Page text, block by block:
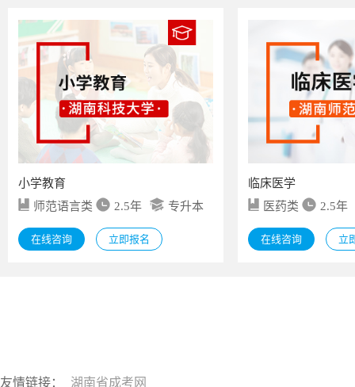
小学教育
师范语言类
2.5年 专升本
在线咨询 立即报名
临床医学
医药类
2.5年
在线咨询 立
友情链接： 湖南省成考网